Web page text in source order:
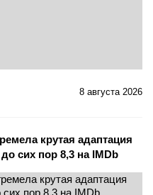
8 августа 2026
крутая адаптация
сих пор 8,3 на IMDb